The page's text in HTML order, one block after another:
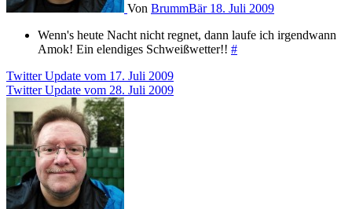
Von BrummBär 18. Juli 2009
Wenn's heute Nacht nicht regnet, dann laufe ich irgendwann
Amok! Ein elendiges Schweißwetter!! #
Beitragsnavigation
Twitter Update vom 17. Juli 2009
Twitter Update vom 28. Juli 2009